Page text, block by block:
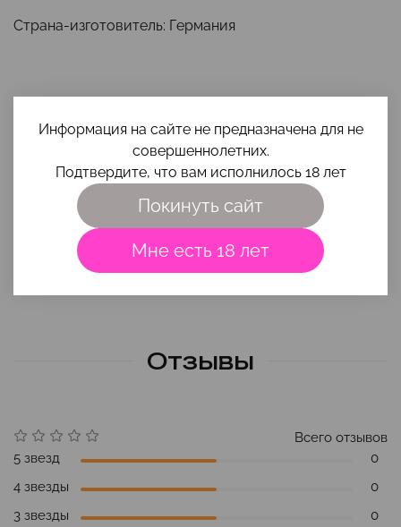
Страна-изготовитель: Германия
Сопутствующие товары
Если вы увидели цену ниже, напишите на почту
smehigrehsexshop@gmail.com😌
Отзывы
Всего отзывов
5 звезд
0
4 звезды
0
3 звезды
0
Информация на сайте не предназначена для не
совершеннолетних.
Подтвердите, что вам исполнилось 18 лет
Покинуть сайт
Мне есть 18 лет